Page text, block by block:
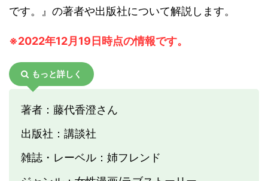
です。』の著者や出版社について解説します。
※2022年12月19日時点の情報です。
もっと詳しく
著者：藤代香澄さん
出版社：講談社
雑誌・レーベル：姉フレンド